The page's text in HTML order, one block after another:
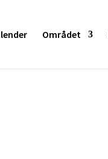
Området